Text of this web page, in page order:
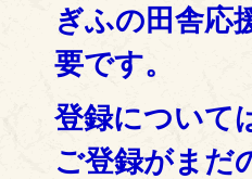
ぎふの田舎応
要です。
登録について
ご登録がまだ